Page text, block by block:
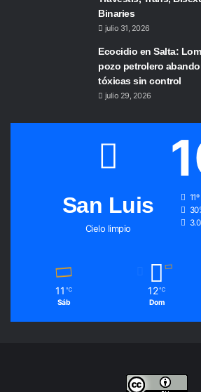
Binaries
julio 31, 2026
Ecocidio en Salta:
pozo petrolero
tóxicas sin control
julio 29, 2026
San Luis
Cielo limpio
11 ℃
Sáb
12 ℃
Dom